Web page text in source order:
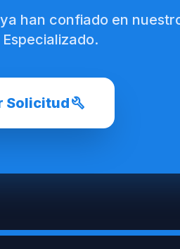
han confiado en
Solicitudbuild